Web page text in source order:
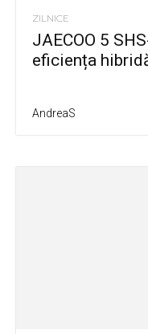
ZILNICE
JAECOO 5
eficiența
AndreaS